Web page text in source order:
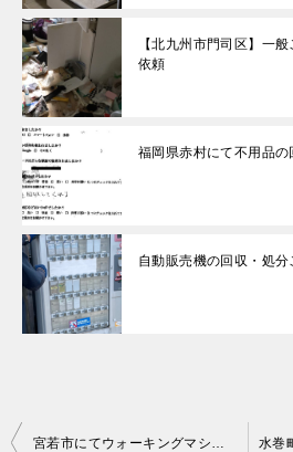
【北九州市門司区】一
依頼
福岡県赤村にて不用品
自動販売機の回収・処
投
宮若市にてウォーキングマシンなどの回収処分 お客様の声